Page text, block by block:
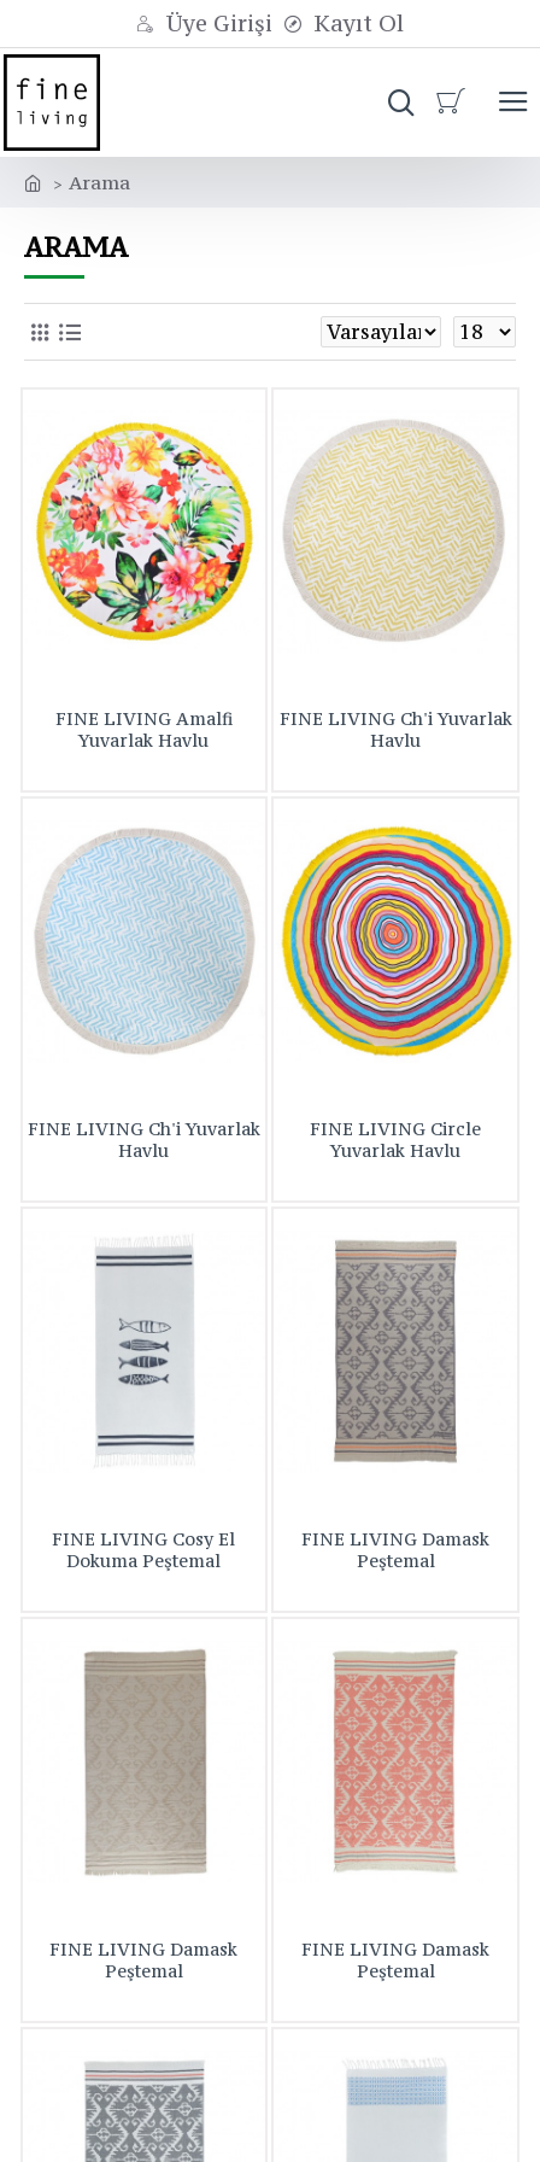
Üye Girişi Kayıt Ol
Arama
ARAMA
FINE LIVING Amalfi
Yuvarlak Havlu
FINE LIVING Ch'i Yuvarlak
Havlu
FINE LIVING Ch'i Yuvarlak
Havlu
FINE LIVING Circle
Yuvarlak Havlu
FINE LIVING Cosy El
Dokuma Peştemal
FINE LIVING Damask
Peştemal
FINE LIVING Damask
Peştemal
FINE LIVING Damask
Peştemal